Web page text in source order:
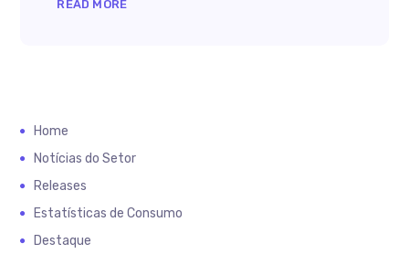
READ MORE
Home
Notícias do Setor
Releases
Estatísticas de Consumo
Destaque